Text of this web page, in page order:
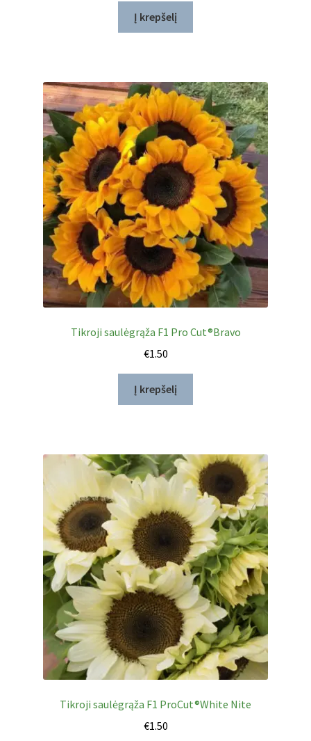
Į krepšelį
Tikroji saulėgrąža F1 Pro Cut®Bravo
€1.50
Į krepšelį
Tikroji saulėgrąža F1 ProCut®White Nite
€1.50